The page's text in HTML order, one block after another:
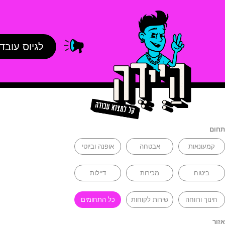
לגיוס
תחום
קמעונאות אבטחה אופנה וביוטי
ביטוח מכירות דיילות
חינוך ורווחה שירות לקוחות כל התחומים
אזור